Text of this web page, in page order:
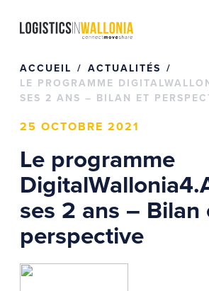
ACCUEIL
ACTUALITÉS
LE PROGRAMME
SES 2 ANS – BILAN ET
25 OCTOBRE 2021
Le programme
ses 2 ans – Bilan
perspective